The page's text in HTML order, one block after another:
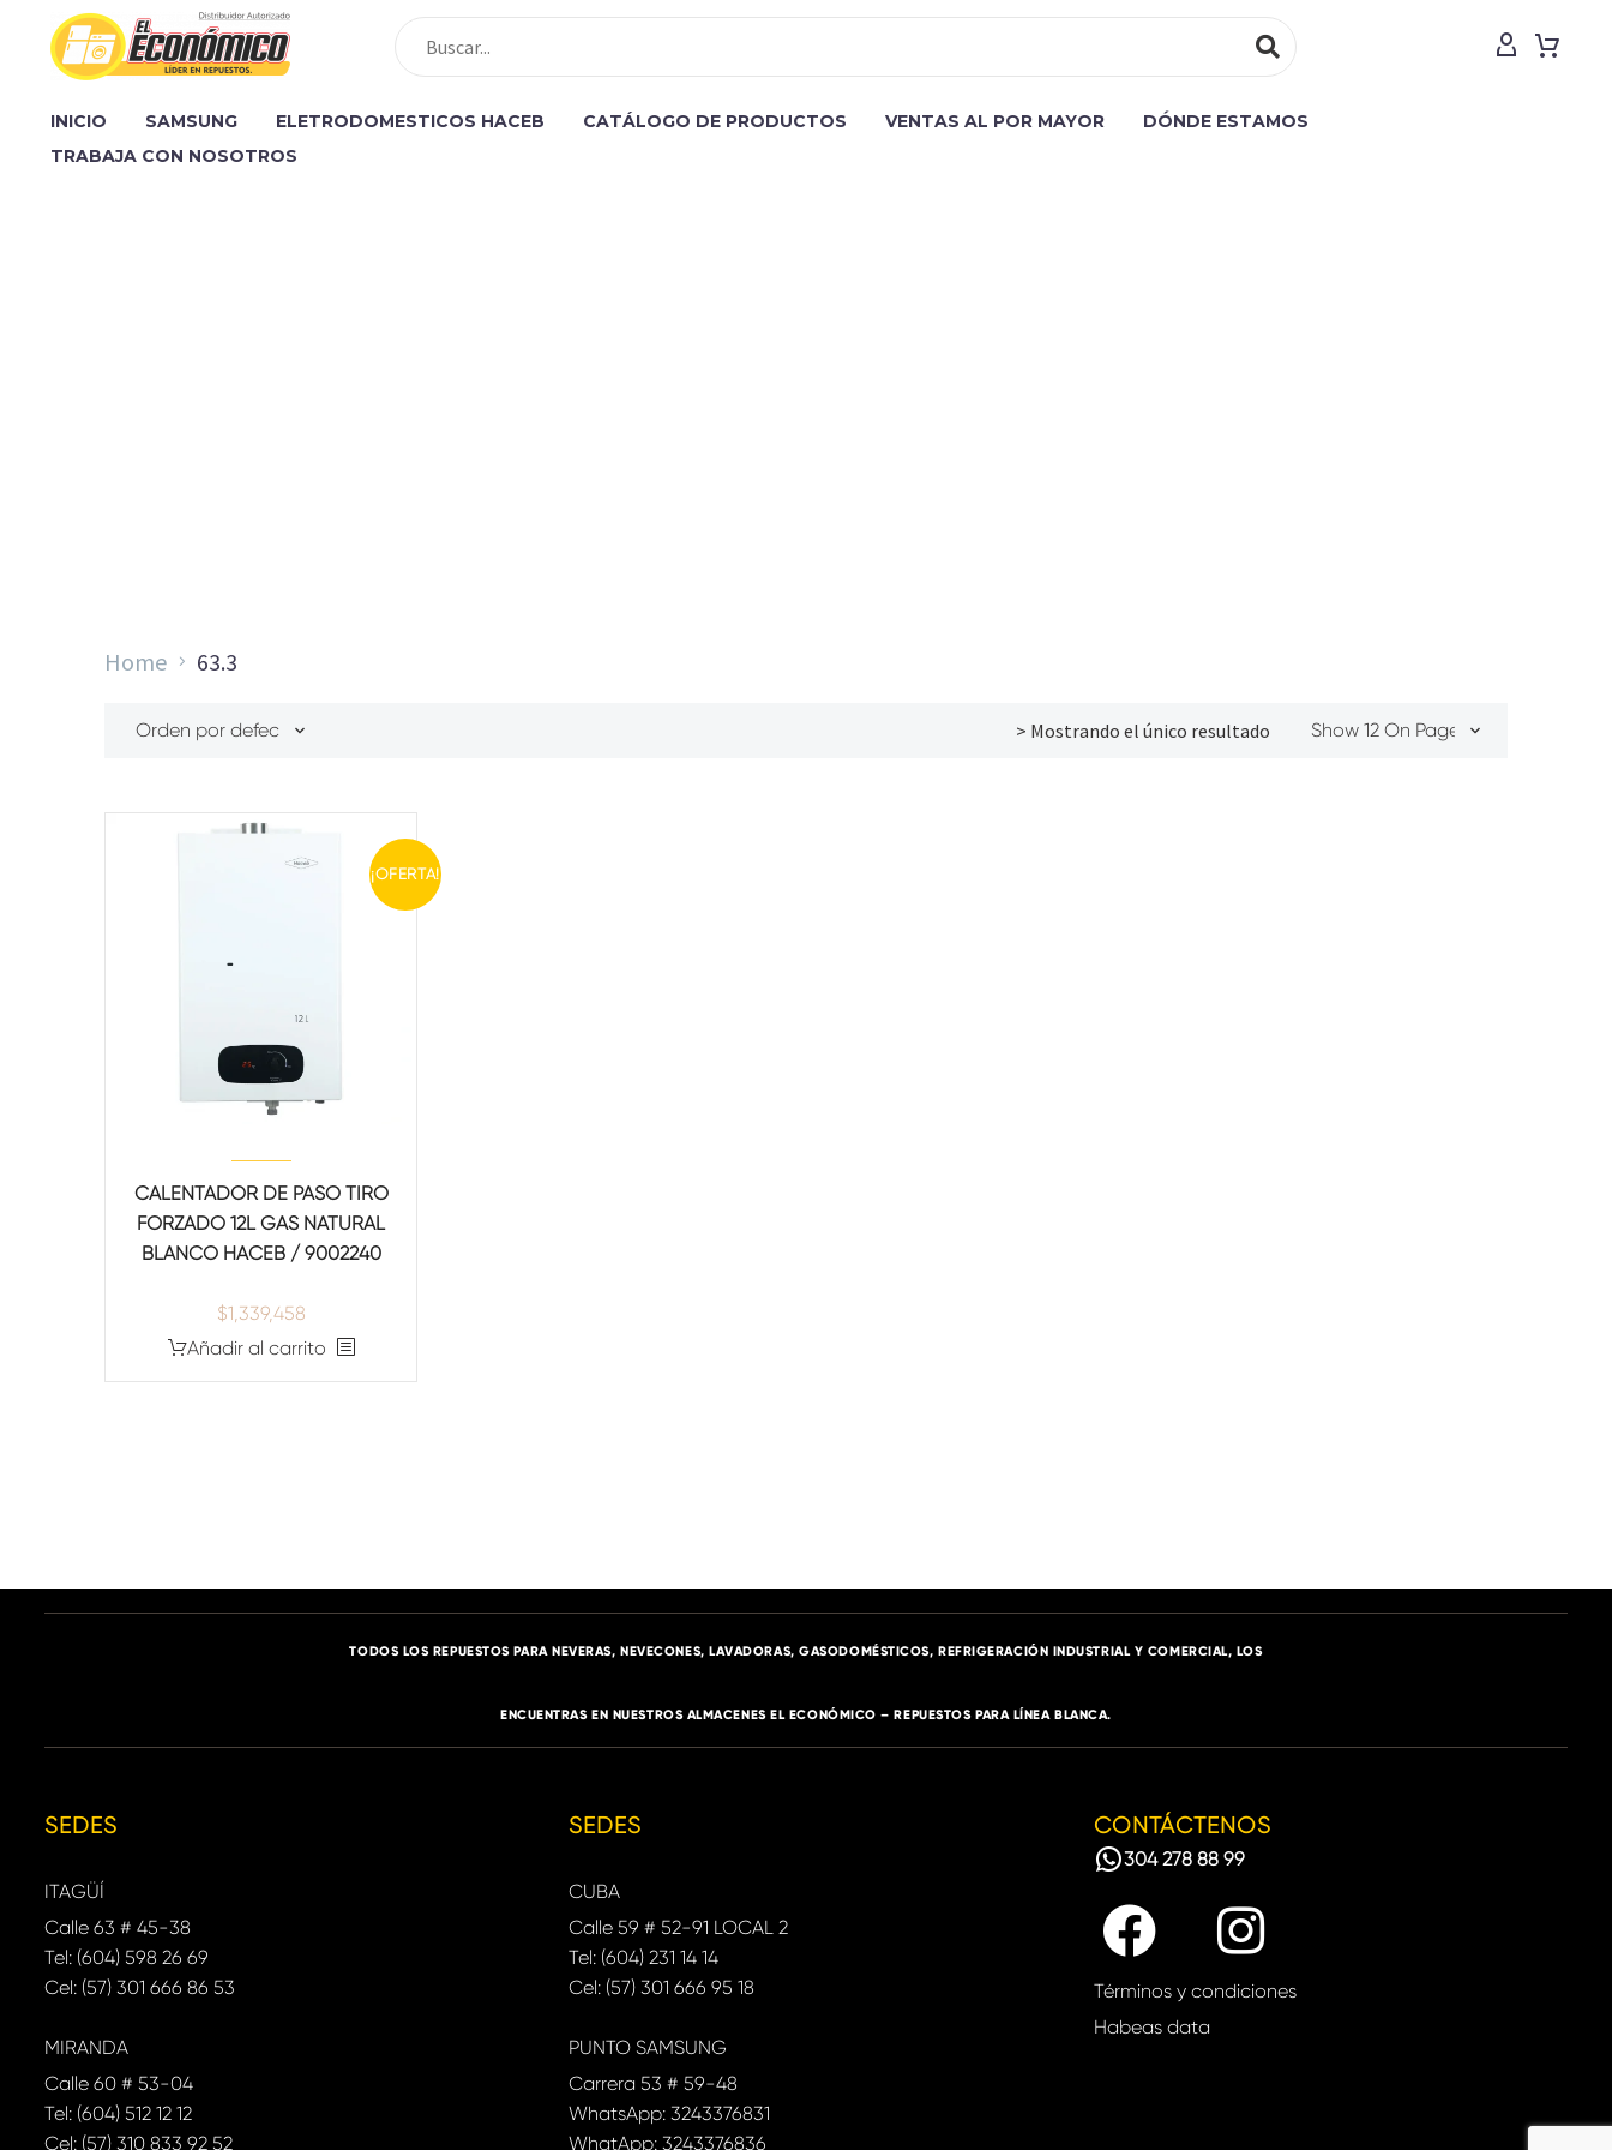
INICIO SAMSUNG ELETRODOMESTICOS HACEB CATÁLOGO DE PRODUCTOS VENTAS AL POR MAYOR
DÓNDE ESTAMOS
TRABAJA CON NOSOTROS
Home 63.3
Orden por defecto Show 12 On Page
> Mostrando el único resultado
¡OFERTA!
CALENTADOR DE PASO TIRO
FORZADO 12L GAS NATURAL
BLANCO HACEB / 9002240
$1,339,458
Añadir al carrito
TODOS LOS REPUESTOS PARA NEVERAS, NEVECONES, LAVADORAS, GASODOMÉSTICOS, REFRIGERACIÓN INDUSTRIAL Y COMERCIAL, LOS
ENCUENTRAS EN NUESTROS ALMACENES EL ECONÓMICO – REPUESTOS PARA LÍNEA BLANCA.
SEDES
ITAGÜÍ
Calle 63 # 45-38
Tel: (604) 598 26 69
Cel: (57) 301 666 86 53
MIRANDA
Calle 60 # 53-04
Tel: (604) 512 12 12
Cel: (57) 310 833 92 52
SEDES
CUBA
Calle 59 # 52-91 LOCAL 2
Tel: (604) 231 14 14
Cel: (57) 301 666 95 18
PUNTO SAMSUNG
Carrera 53 # 59-48
WhatsApp: 3243376831
WhatApp: 3243376836
CONTÁCTENOS
304 278 88 99
Términos y condiciones
Habeas data